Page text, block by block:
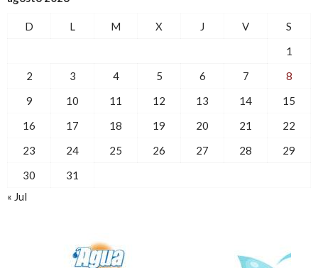
D L M X J V
S
1
2
3 4 5 6 7
8
9
10 11 12 13 14
15
16
17 18 19 20 21
22
23
24 25 26 27 28
29
30
31
« Jul